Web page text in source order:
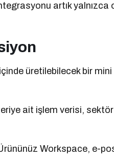
artık yalnızca
üretilebilecek bir
ait işlem verisi,
Ürününüz Workspace, e-